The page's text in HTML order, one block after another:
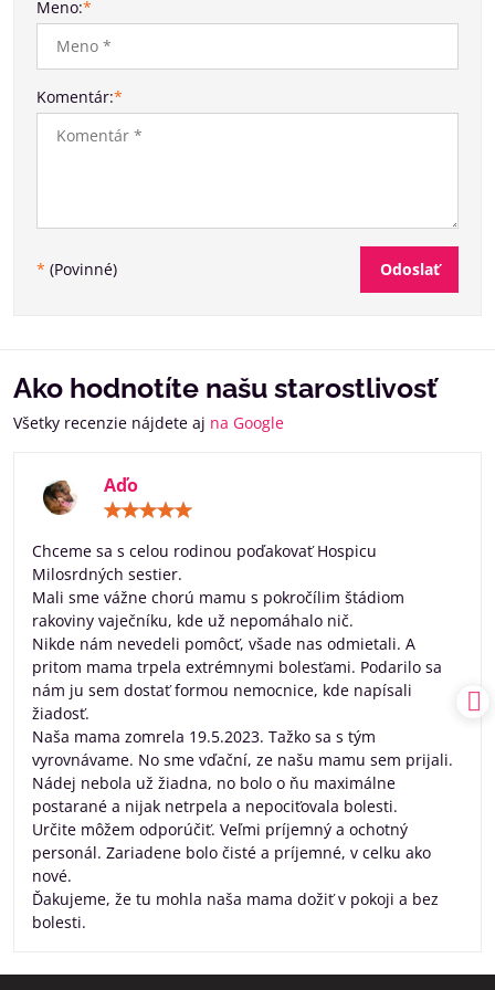
Meno:*
Komentár:*
* (Povinné) Odoslať
Ako hodnotíte našu starostlivosť
Všetky recenzie nájdete aj na Google
Aďo
5
Chceme sa s celou rodinou poďakovať Hospicu
Milosrdných sestier.
Mali sme vážne chorú mamu s pokročílim štádiom
rakoviny vaječníku, kde už nepomáhalo nič.
Nikde nám nevedeli pomôcť, všade nas odmietali. A
pritom mama trpela extrémnymi bolesťami. Podarilo sa
nám ju sem dostať formou nemocnice, kde napísali
žiadosť.
Naša mama zomrela 19.5.2023. Tažko sa s tým
vyrovnávame. No sme vďační, ze našu mamu sem prijali.
Nádej nebola už žiadna, no bolo o ňu maximálne
postarané a nijak netrpela a nepociťovala bolesti.
Určite môžem odporúčiť. Veľmi príjemný a ochotný
personál. Zariadene bolo čisté a príjemné, v celku ako
nové.
Ďakujeme, že tu mohla naša mama dožiť v pokoji a bez
bolesti.